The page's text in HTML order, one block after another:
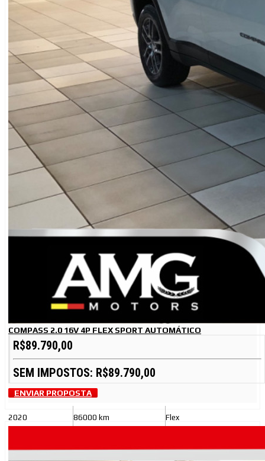
COMPASS 2.0 16V 4P FLEX SPORT AUTOMÁTICO
R$89.790,00
SEM IMPOSTOS: R$89.790,00
ENVIAR PROPOSTA
2020 86000 km Flex